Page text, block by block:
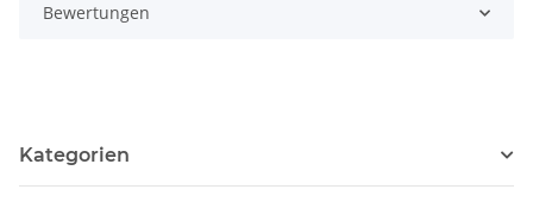
Bewertungen
Kategorien